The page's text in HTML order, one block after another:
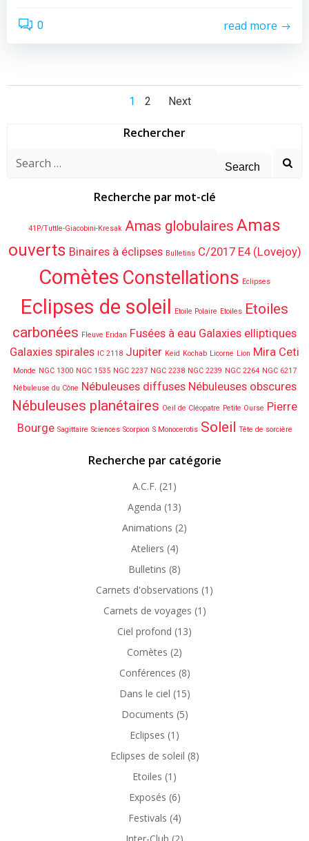
0 read more
Posts
navigation
Page
1 Page
2
Posts
navigation
Next
Rechercher
Search
Recherche par mot-clé
41P/Tuttle-Giacobini-Kresak Amas globulaires Amas
ouverts Binaires à éclipses Bulletins C/2017 E4 (Lovejoy)
Comètes Constellations Eclipses
Eclipses de soleil Etoile Polaire Etoiles Etoiles
carbonées Fleuve Eridan Fusées à eau Galaxies elliptiques
Galaxies spirales IC 2118 Jupiter Keid Kochab Licorne Lion Mira Ceti
Monde NGC 1300 NGC 1535 NGC 2237 NGC 2238 NGC 2239 NGC 2264 NGC 6217
Nébuleuse du Cône Nébuleuses diffuses Nébuleuses obscures
Nébuleuses planétaires Oeil de Cléopatre Petite Ourse Pierre
Bourge Sagittaire Sciences Scorpion S Monocerotis Soleil Tête de sorcière
Recherche par catégorie
A.C.F. (21)
Agenda (13)
Animations (2)
Ateliers (4)
Bulletins (8)
Carnets d'observations (1)
Carnets de voyages (1)
Ciel profond (13)
Comètes (2)
Conférences (8)
Dans le ciel (15)
Documents (5)
Eclipses (1)
Eclipses de soleil (8)
Etoiles (1)
Exposés (6)
Festivals (4)